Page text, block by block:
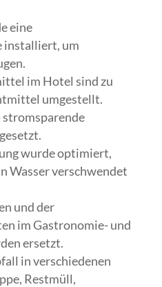
eine
installiert, um
im Hotel sind zu
umgestellt.
stromsparende
wurde optimiert,
Wasser verschwendet
und der
im Gastronomie- und
ersetzt.
in verschiedenen
Restmüll,